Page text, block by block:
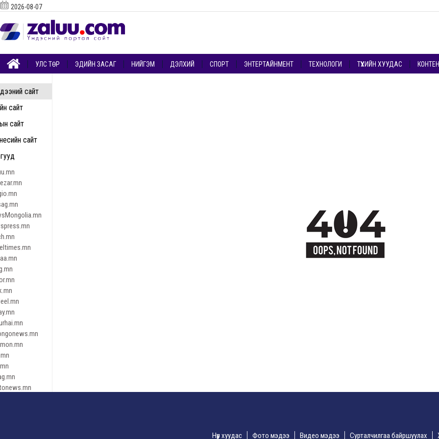
сайт
сайт
сайт
сайт
2026-08-07
УЛС ТӨР ЭДИЙН ЗАСАГ НИЙГЭМ ДЭЛХИЙ СПОРТ ЭНТЕРТАЙНМЕНТ ТЕХНОЛОГИ ТҮҮХИЙН ХУУДАС
Нүүр хуудас Фото мэдээ Видео мэдээ Сурталчилгаа байршуулах